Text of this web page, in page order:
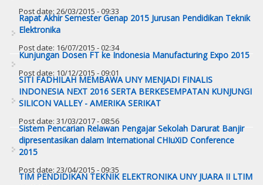
Post date: 26/03/2015 - 09:33
Rapat Akhir Semester Genap 2015 Jurusan Pendidikan Teknik
Elektronika
Post date: 16/07/2015 - 02:34
Kunjungan Dosen FT ke Indonesia Manufacturing Expo 2015
Post date: 10/12/2015 - 09:01
SITI FADHILAH MEMBAWA UNY MENJADI FINALIS
INDONESIA NEXT 2016 SERTA BERKESEMPATAN KUNJUNGI
SILICON VALLEY - AMERIKA SERIKAT
Post date: 31/03/2017 - 08:56
Sistem Pencarian Relawan Pengajar Sekolah Darurat Banjir
dipresentasikan dalam International CHIuXiD Conference
2015
Post date: 23/04/2015 - 09:35
TIM PENDIDIKAN TEKNIK ELEKTRONIKA UNY JUARA II LTIM